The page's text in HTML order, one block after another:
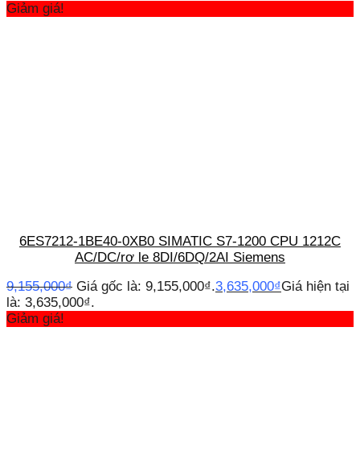
Giảm giá!
6ES7212-1BE40-0XB0 SIMATIC S7-1200 CPU 1212C
AC/DC/rơ le 8DI/6DQ/2AI Siemens
9,155,000₫ Giá gốc là: 9,155,000₫.3,635,000₫Giá hiện tại
là: 3,635,000₫.
Giảm giá!